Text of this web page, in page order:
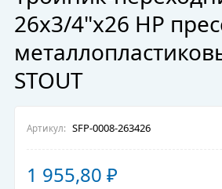
26х3/4"х26 НР
STOUT
Артикул: SFP-0008-263426
1 955,80 ₽